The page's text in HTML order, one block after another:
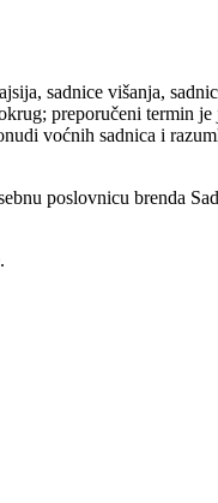
sadnice višanja,
preporučeni termin
voćnih sadnica i
poslovnicu brenda